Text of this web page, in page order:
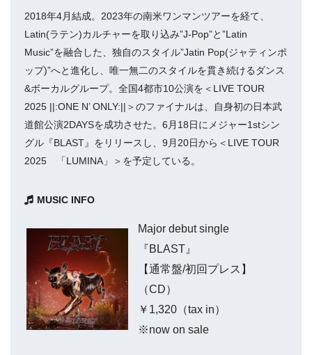
2018年4月結成。2023年の南米ワンマンツアーを経て、
Latin(ラテン)カルチャーを取り込み”J-Pop”と”Latin
Music”を融合した、独自のスタイル”Jatin Pop(ジャティンポ
ップ)”へと進化し、唯一無二のスタイルを貫き続けるダンス
&ボーカルグループ。全国4都市10公演を＜LIVE TOUR
2025 ||:ONE N’ ONLY:||＞のファイナルは、自身初の日本武
道館公演2DAYSを成功させた。6月18日にメジャー1stシン
グル『BLAST』をリリースし、9月20日から＜LIVE TOUR
2025 「LUMINA」＞を予定している。
MUSIC INFO
Major debut single
『BLAST』
【通常盤/初回プレス】
（CD）
￥1,320（tax in）
※now on sale